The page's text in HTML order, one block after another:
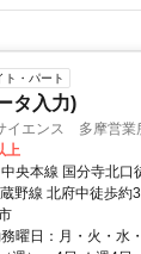
ト・パート
タ入力)
イエンス 多摩営業
上
央本線 国分寺北
野線 北府中徒歩約
曜日：月・火・水